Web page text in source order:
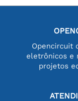
Opencircuit
eletrônicos e
projetos